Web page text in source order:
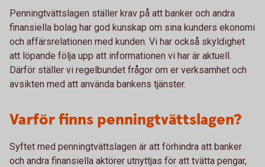
Penningtvättslagen ställer krav på att banker och andra
finansiella bolag har god kunskap om sina kunders ekonomi
och affärsrelationen med kunden. Vi har också skyldighet
att löpande följa upp att informationen vi har är aktuell.
Därför ställer vi regelbundet frågor om er verksamhet och
avsikten med att använda bankens tjänster.
Varför finns penningtvättslagen?
Syftet med penningtvättslagen är att förhindra att banker
och andra finansiella aktörer utnyttjas för att tvätta pengar,